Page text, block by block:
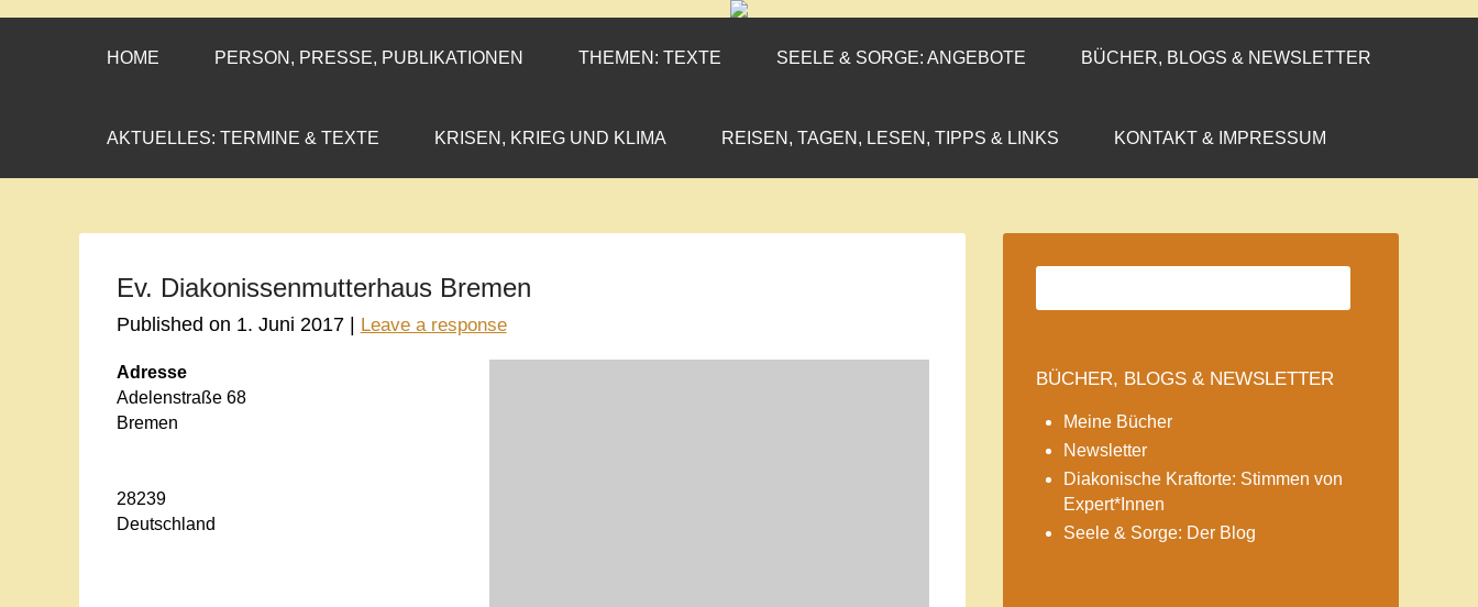
CORNELIA COENEN-MARX
»ENGAGEMENT MIT PROFIL«
HOME PERSON, PRESSE, PUBLIKATIONEN THEMEN: TEXTE SEELE & SORGE: ANGEBOTE BÜCHER, BLOGS & NEWSLETTER
AKTUELLES: TERMINE & TEXTE KRISEN, KRIEG UND KLIMA REISEN, TAGEN, LESEN, TIPPS & LINKS KONTAKT & IMPRESSUM
Ev. Diakonissenmutterhaus Bremen
Published on 1. Juni 2017| Leave a response
Adresse
Adelenstraße 68
Bremen
28239
Deutschland
BÜCHER, BLOGS & NEWSLETTER
Meine Bücher
Newsletter
Diakonische Kraftorte: Stimmen von
Expert*Innen
Seele & Sorge: Der Blog